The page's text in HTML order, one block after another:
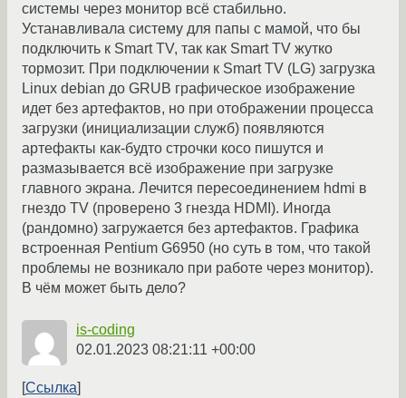
системы через монитор всё стабильно.
Устанавливала систему для папы с мамой, что бы
подключить к Smart TV, так как Smart TV жутко
тормозит. При подключении к Smart TV (LG) загрузкa
Linux debian до GRUB графическое изображение
идет без артефактов, но при отображении процесса
загрузки (инициализации служб) появляются
артефакты как-будто строчки косо пишутся и
размазывается всё изображение при загрузке
главного экрана. Лечится пересоединением hdmi в
гнездо TV (проверено 3 гнезда HDMI). Иногда
(рандомно) загружается без артефактов. Графика
встроенная Pentium G6950 (но суть в том, что такой
проблемы не возникало при работе через монитор).
В чём может быть дело?
is-coding
02.01.2023 08:21:11 +00:00
Ссылка